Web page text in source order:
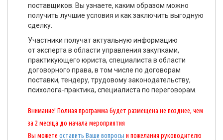
поставщиков. Вы узнаете, каким образом можно
получить лучшие условия и как заключить выгодную
сделку.
Участники получат актуальную информацию
от эксперта в области управления закупками,
практикующего юриста, специалиста в области
договорного права, в том числе по договорам
поставки, тендеру, трудовому законодательству,
психолога-практика, специалиста по переговорам.
Внимание! Полная программа будет размещена не позднее, чем
за 2 месяца до начала мероприятия
Вы можете оставить Ваши вопросы и пожелания руководителю